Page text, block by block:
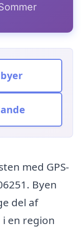
med GPS-
Byen
del af
en region